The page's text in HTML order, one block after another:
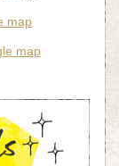
map
map